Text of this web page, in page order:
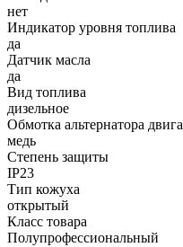
нет
Индикатор уровня топлива
да
Датчик масла
да
Вид топлива
дизельное
Обмотка альтернатора
медь
Степень защиты
IP23
Тип кожуха
открытый
Класс товара
Полупрофессиональный